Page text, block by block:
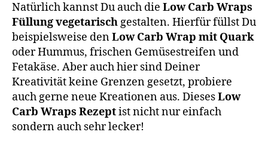
Natürlich kannst Du auch die Low Carb Wraps
Füllung vegetarischgestalten. Hierfür füllst Du
beispielsweise denLow Carb Wrap mit Quark
oder Hummus, frischen Gemüsestreifen und
Fetakäse. Aber auch hier sind Deiner
Kreativität keine Grenzen gesetzt, probiere
auch gerne neue Kreationen aus. DiesesLow
Carb Wraps Rezeptist nicht nur einfach
sondern auch sehr lecker!